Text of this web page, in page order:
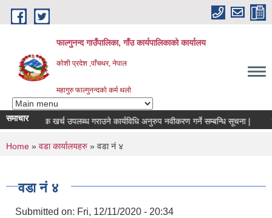
Skip to main content
फाल्गुनन्द गाउँपालिका, गाँउ कार्यपालिकाको कार्यालय
कोशी प्रदेश ,पाँचथर, नेपाल
महागुरु फाल्गुनन्दको कर्म थलो
समाचारमासिक खर्च उपलब्ध गराउने कार्यविधि अनुरुप नवीकरण गर्ने सम्बन्धि सूचना |
You are here
Home » वडा कार्यालयहरु » वडा न‌ं ४
वडा न‌ं ४
Submitted on: Fri, 12/11/2020 - 20:34